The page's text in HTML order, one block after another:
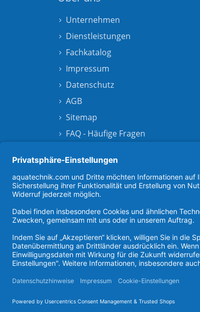
Unternehmen
Dienstleistungen
Fachkatalog
Impressum
Datenschutz
AGB
Sitemap
FAQ - Häufige Fragen